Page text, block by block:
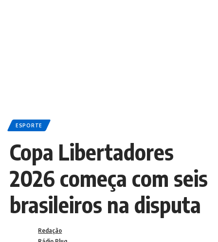
ESPORTE
Copa Libertadores
2026 começa com seis
brasileiros na disputa
Redação